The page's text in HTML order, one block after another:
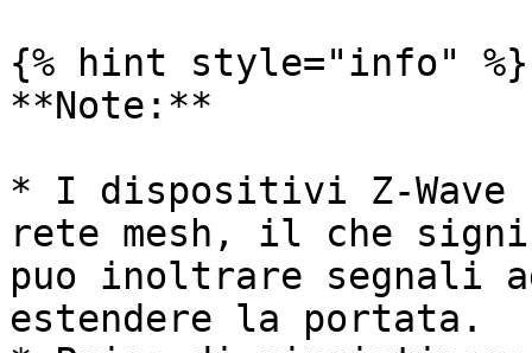
{% hint style="info" %}
**Note:**
* I dispositivi Z-Wave
rete mesh, il che
puo inoltrare
estendere la portata.